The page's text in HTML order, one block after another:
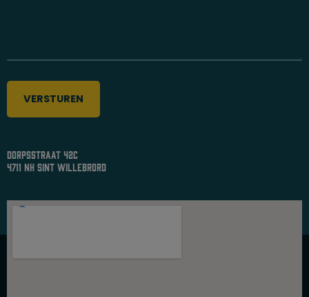
dorpsstraat 42c
4711 nh sint willebrord